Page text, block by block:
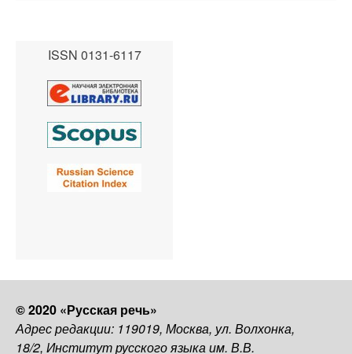
ISSN 0131-6117
© 2020 «Русская речь»
Адрес редакции: 119019, Москва, ул. Волхонка,
18/2, Институт русского языка им. В.В.